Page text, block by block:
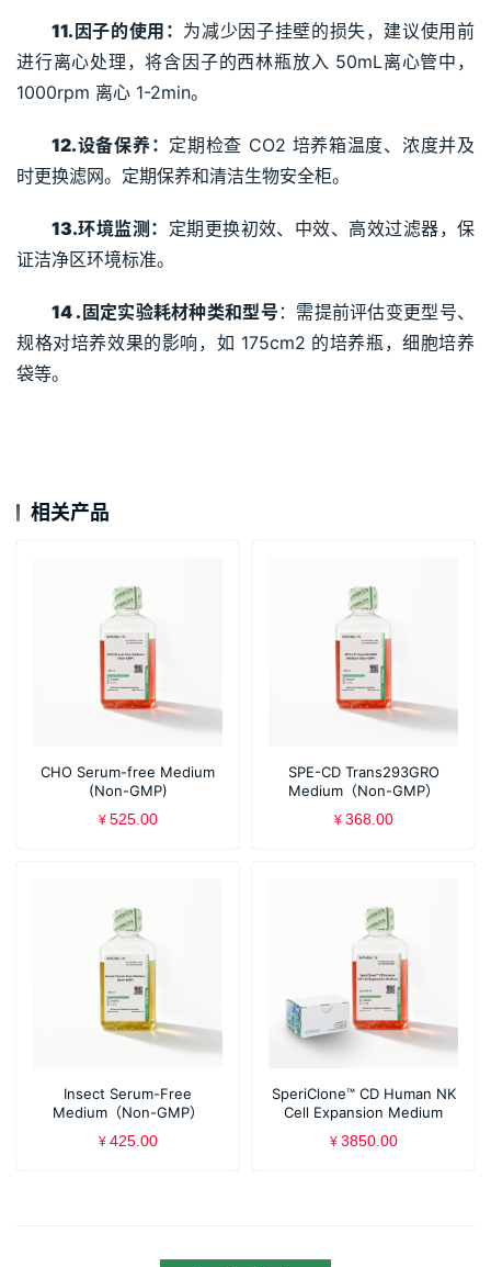
11. 因子的使用： 为减少因子挂壁的损失，建议使用前
进行离心处理，将含因子的西林瓶放入 50mL离心管中，
1000rpm 离心 1-2min。
12.设备保养： 定期检查 CO2 培养箱温度、浓度并及
时更换滤网。定期保养和清洁生物安全柜。
13.环境监测： 定期更换初效、中效、高效过滤器，保
证洁净区环境标准。
14 . 固定实验耗材种类和型号 ：需提前评估变更型号、
规格对培养效果的影响，如 175cm2 的培养瓶，细胞培养
袋等。
相关产品
CHO Serum-free Medium
(Non-GMP)
¥ 525.00
SPE-CD Trans293GRO
Medium（Non-GMP）
¥ 368.00
Insect Serum-Free
Medium（Non-GMP）
¥ 425.00
SperiClone™ CD Human NK
Cell Expansion Medium
¥ 3850.00